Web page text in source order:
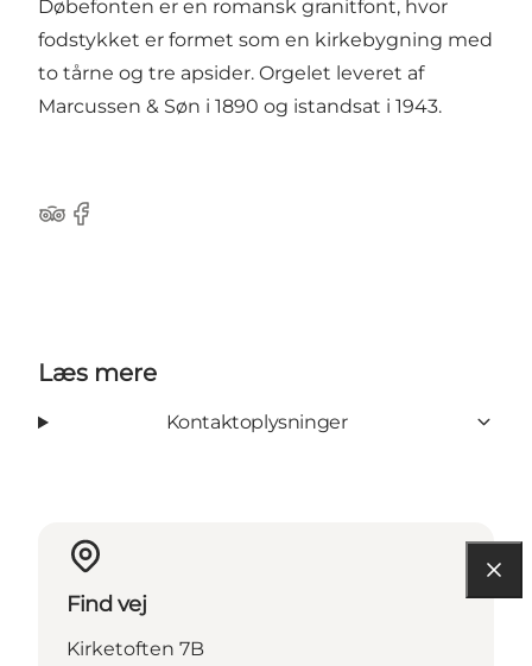
Døbefonten er en romansk granitfont, hvor
fodstykket er formet som en kirkebygning med
to tårne og tre apsider. Orgelet leveret af
Marcussen & Søn i 1890 og istandsat i 1943.
Tripadvisor
Facebook
Læs mere
Kontaktoplysninger
Find vej
Kirketoften 7B